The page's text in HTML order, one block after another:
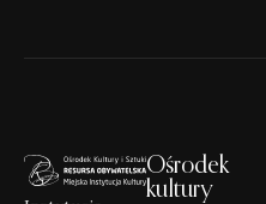
Ośrodek
kultury